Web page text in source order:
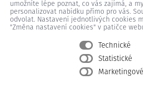
umožníte lépe poznat, co vás zajímá, a
personalizovat nabídku přímo pro vás.
odvolat. Nastavení jednotlivých cookies
"Změna nastavení cookies" v patičce
Technické
Statistické
Marketingové
Všeobecné podmínky
Ochrana osobních